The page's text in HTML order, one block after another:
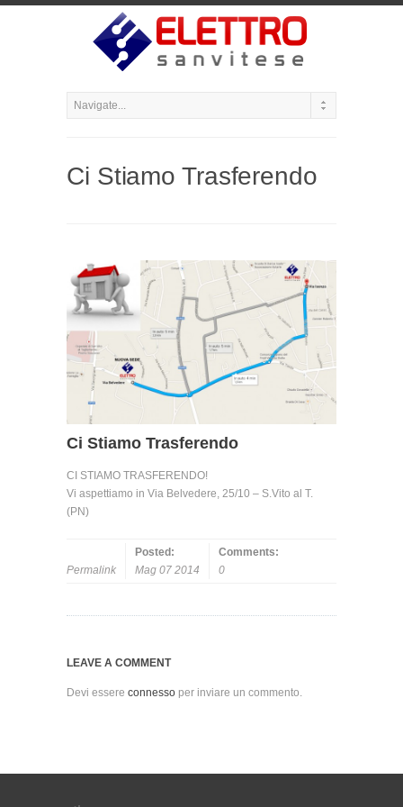
Ci Stiamo Trasferendo
Ci Stiamo Trasferendo
CI STIAMO TRASFERENDO!
Vi aspettiamo in Via Belvedere, 25/10 – S.Vito al T.
(PN)
Permalink
Posted:
Mag 07 2014
Comments:
0
LEAVE A COMMENT
Devi essere connesso per inviare un commento.